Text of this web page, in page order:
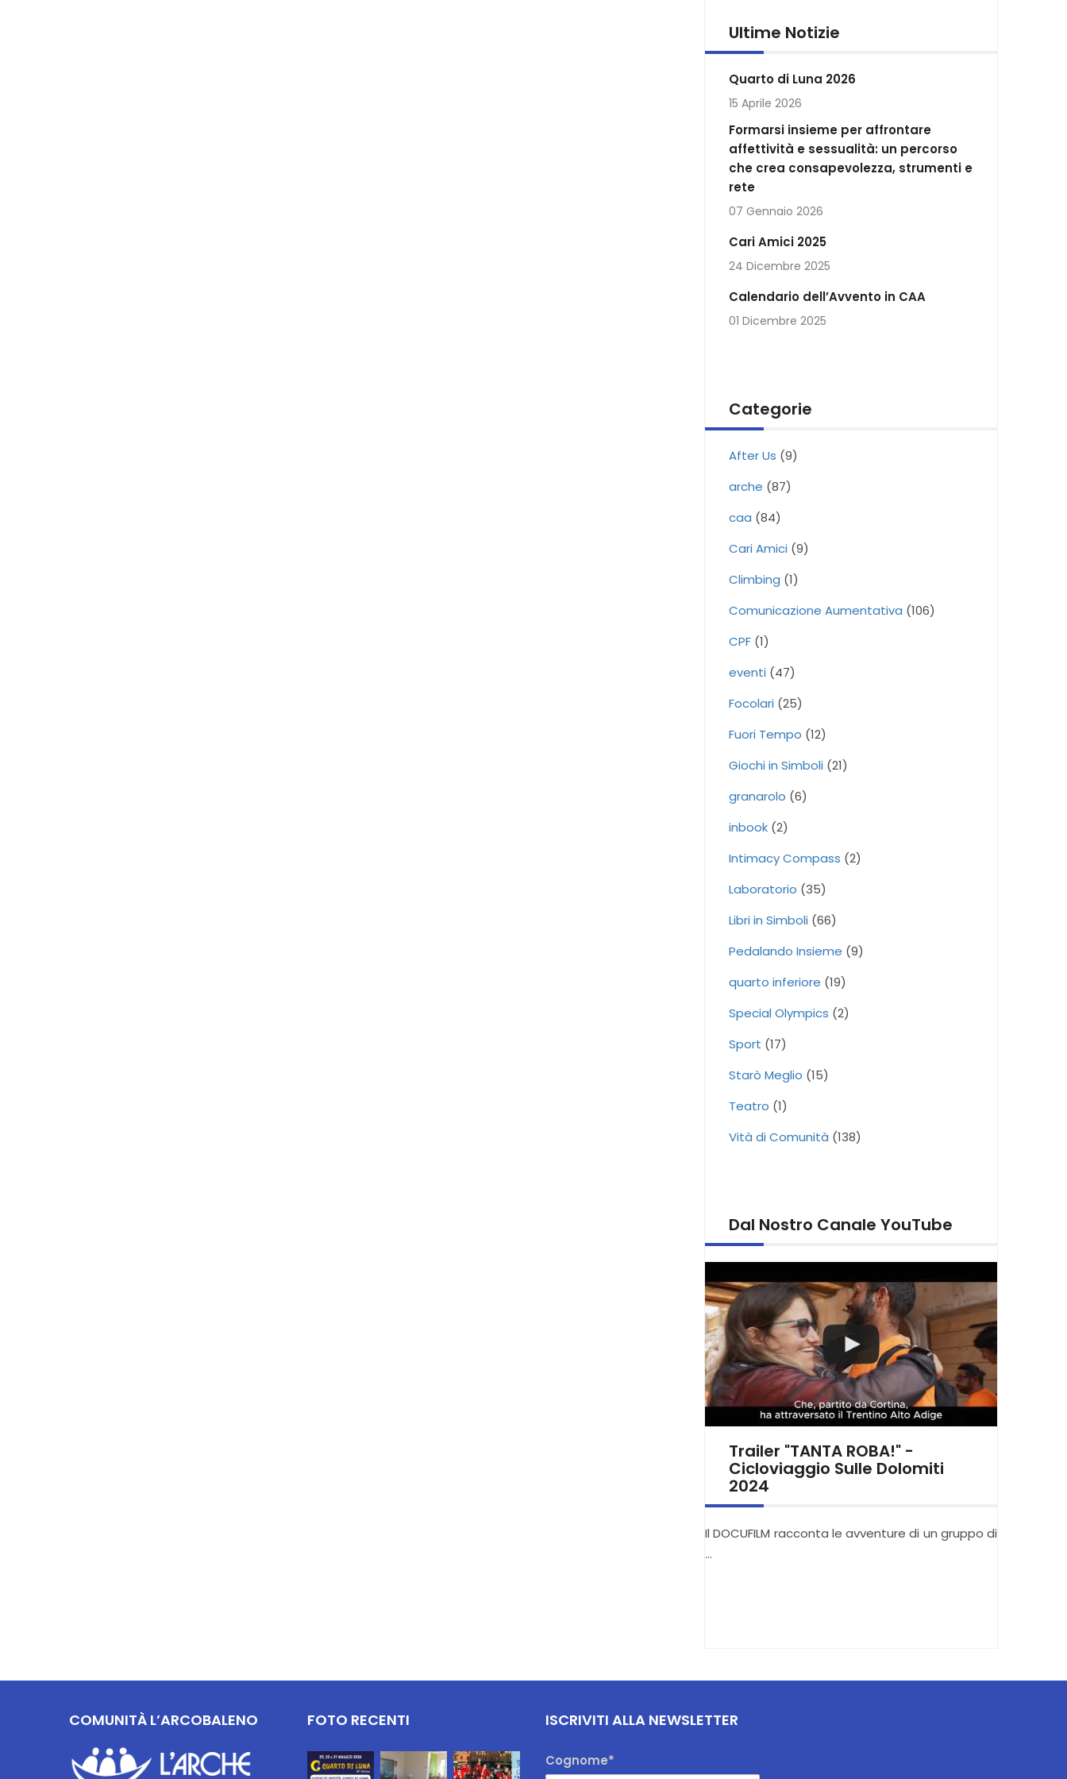
Ultime Notizie
Quarto di Luna 2026
15 Aprile 2026
Formarsi insieme per affrontare
affettività e sessualità: un percorso
che crea consapevolezza, strumenti e
rete
07 Gennaio 2026
Cari Amici 2025
24 Dicembre 2025
Calendario dell’Avvento in CAA
01 Dicembre 2025
Categorie
After Us (9)
arche (87)
caa (84)
Cari Amici (9)
Climbing (1)
Comunicazione Aumentativa (106)
CPF (1)
eventi (47)
Focolari (25)
Fuori Tempo (12)
Giochi in Simboli (21)
granarolo (6)
inbook (2)
Intimacy Compass (2)
Laboratorio (35)
Libri in Simboli (66)
Pedalando Insieme (9)
quarto inferiore (19)
Special Olympics (2)
Sport (17)
Starò Meglio (15)
Teatro (1)
Vità di Comunità (138)
Dal Nostro Canale YouTube
Trailer "TANTA ROBA!" -
Cicloviaggio Sulle Dolomiti
2024
Il DOCUFILM racconta le avventure di un gruppo di
…
COMUNITÀ L’ARCOBALENO FOTO RECENTI ISCRIVITI ALLA NEWSLETTER
Cognome*